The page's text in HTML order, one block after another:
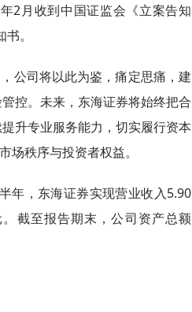
2月收到中国证监会《立案告知
。
公司将以此为鉴，痛定思痛，建
控。未来，东海证券将始终把合
升专业服务能力，切实履行资本
场秩序与投资者权益。
年，东海证券实现营业收入5.90
截至报告期末，公司资产总额